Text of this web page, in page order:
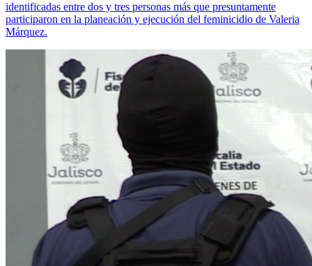
identificadas entre dos y tres personas más que presuntamente
participaron en la planeación y ejecución del feminicidio de Valeria
Márquez.